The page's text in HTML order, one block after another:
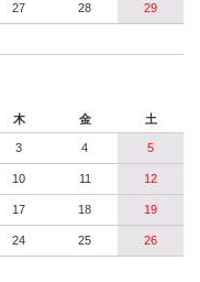
27 28 29
木 金 土
3 4 5
10 11 12
17 18 19
24 25 26